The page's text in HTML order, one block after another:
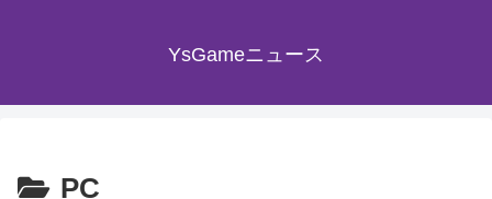
YsGameニュース
PC